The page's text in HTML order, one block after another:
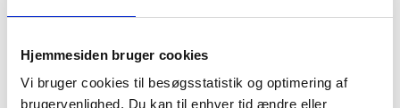
Hjemmesiden bruger cookies
Vi bruger cookies til besøgsstatistik og optimering af
brugervenlighed. Du kan til enhver tid ændre eller
Baggrund